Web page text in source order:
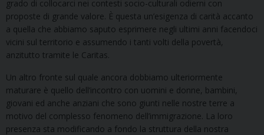
grado di collocarci nei contesti socio-culturali odierni con
proposte di grande valore. È questa un’esigenza di carità accanto
a quella che abbiamo saputo esprimere negli ultimi anni facendoci
vicini sul territorio e assumendo i tanti volti della povertà,
anzitutto tramite le Caritas.
Un altro fronte sul quale ancora dobbiamo ulteriormente
maturare è quello dell’incontro con uomini e donne, bambini,
giovani ed anche anziani che sono giunti nelle nostre terre a
motivo del complesso fenomeno dell’immigrazione. La loro
presenza sta modificando a fondo la struttura della nostra